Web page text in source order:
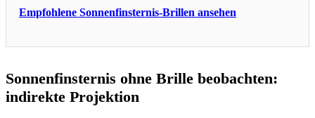
Empfohlene Sonnenfinsternis-Brillen ansehen
Sonnenfinsternis ohne Brille beobachten:
indirekte Projektion